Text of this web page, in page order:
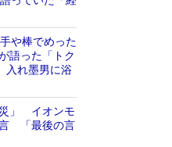
や棒でめった
語った「トク
入れ墨男に浴
災」 イオンモ
言 「最後の言